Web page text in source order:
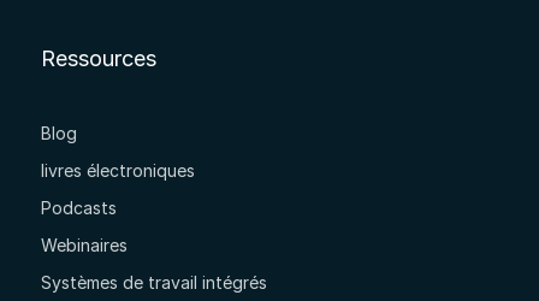
Ressources
Blog
livres électroniques
Podcasts
Webinaires
Systèmes de travail intégrés